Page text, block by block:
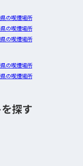
の喫煙場所
の喫煙場所
の喫煙場所
の喫煙場所
の喫煙場所
探す